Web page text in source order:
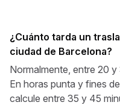
¿Cuánto tarda un
ciudad de Barcelona?
Normalmente, entre 20
En horas punta y fines
calcule entre 35 y 45